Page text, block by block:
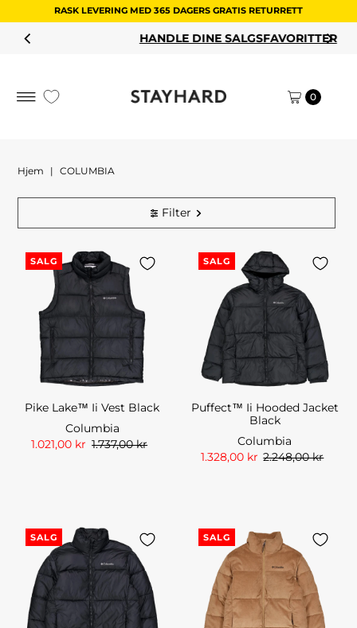
RASK LEVERING MED 365 DAGERS GRATIS RETURRETT
HANDLE DINE SALGSFAVORITTER
0
Hjem | COLUMBIA
Filter
SALG
Pike Lake™ Ii Vest Black
Columbia
1.021,00 kr 1.737,00 kr
SALG
Puffect™ Ii Hooded Jacket
Black
Columbia
1.328,00 kr 2.248,00 kr
SALG SALG